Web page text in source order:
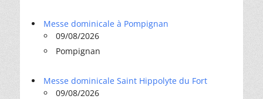
Messe dominicale à Pompignan
09/08/2026
Pompignan
Messe dominicale Saint Hippolyte du Fort
09/08/2026